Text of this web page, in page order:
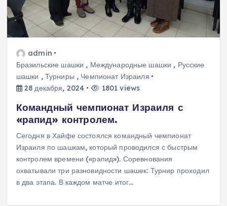
admin
Бразильские шашки , Международные шашки , Русские
шашки , Турниры , Чемпионат Израиля
28 декабря, 2024
1801 views
Командный чемпионат Израиля с
«рапид» контролем.
Сегодня в Хайфе состоялся командный чемпионат
Израиля по шашкам, который проводился с быстрым
контролем времени («рапид»). Соревнования
охватывали три разновидности шашек: Турнир проходил
в два этапа. В каждом матче итог…